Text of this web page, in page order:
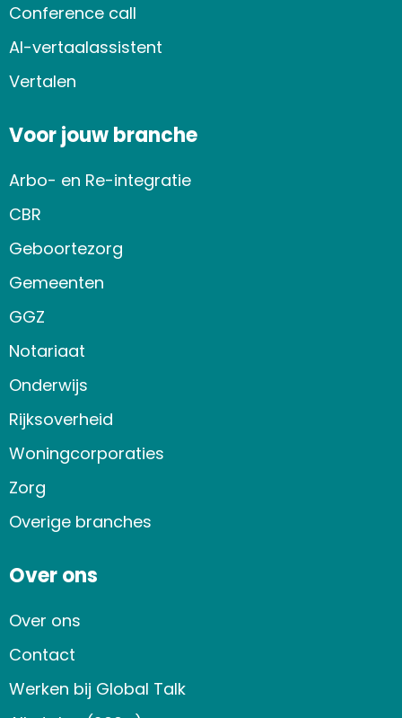
Conference call
AI-vertaalassistent
Vertalen
Voor jouw branche
Arbo- en Re-integratie
CBR
Geboortezorg
Gemeenten
GGZ
Notariaat
Onderwijs
Rijksoverheid
Woningcorporaties
Zorg
Overige branches
Over ons
Over ons
Contact
Werken bij Global Talk